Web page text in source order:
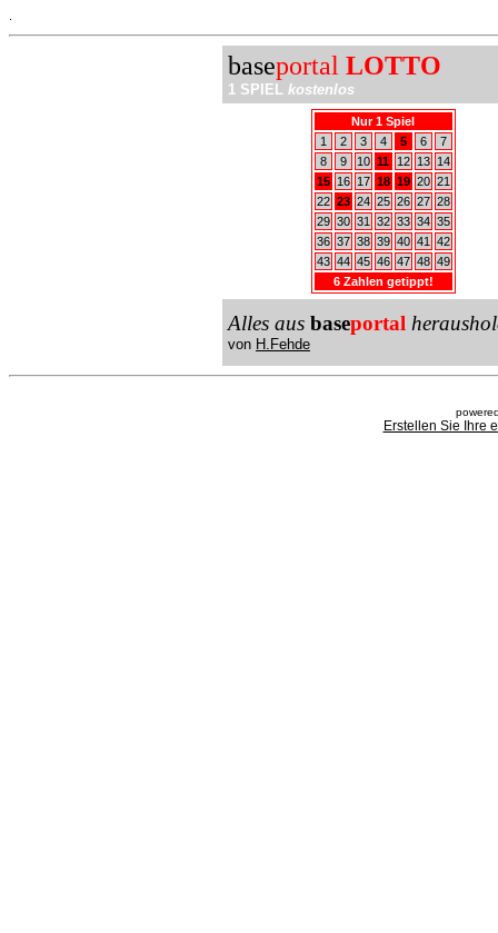
baseportal LOTTO
1 SPIEL kostenlos
Nur 1 Spiel
1
2 3 4 5 6
7
8
9 10 11 12 13
14
15
16 17 18 19 20 21
22 23 24 25 26 27 28
29 30 31 32 33 34 35
36 37 38 39 40 41
42
43 44 45 46 47 48 49
6 Zahlen getippt!
Alles aus baseportal
von H.Fehde
Erstellen Sie Ihre